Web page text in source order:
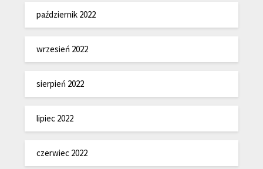
październik 2022
wrzesień 2022
sierpień 2022
lipiec 2022
czerwiec 2022